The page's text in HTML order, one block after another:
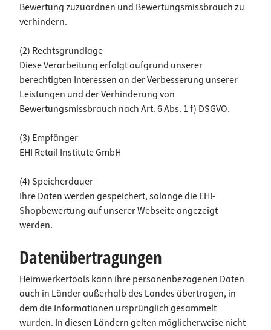
Bewertung zuzuordnen und Bewertungsmissbrauch zu
verhindern.
(2) Rechtsgrundlage
Diese Verarbeitung erfolgt aufgrund unserer
berechtigten Interessen an der Verbesserung unserer
Leistungen und der Verhinderung von
Bewertungsmissbrauch nach Art. 6 Abs. 1 f) DSGVO.
(3) Empfänger
EHI Retail Institute GmbH
(4) Speicherdauer
Ihre Daten werden gespeichert, solange die EHI-
Shopbewertung auf unserer Webseite angezeigt
werden.
Datenübertragungen
Heimwerkertools kann ihre personenbezogenen Daten
auch in Länder außerhalb des Landes übertragen, in
dem die Informationen ursprünglich gesammelt
wurden. In diesen Ländern gelten möglicherweise nicht